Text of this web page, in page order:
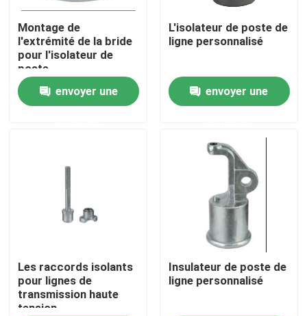
À la maison
Produits
À propos de nous
Visite de l'usine
Nous contacter
Montage de
l'extrémité de la bride
pour l'isolateur de
poste
envoyer une
L'isolateur de poste de
ligne personnalisé
envoyer une
Les raccords isolants
pour lignes de
transmission haute
tension
Insulateur de poste de
ligne personnalisé